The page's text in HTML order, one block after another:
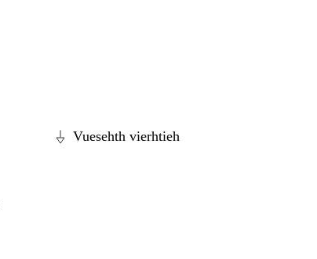
Vuesehth vierhtieh